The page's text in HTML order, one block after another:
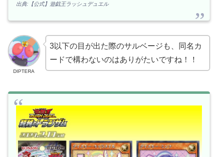
出典:【公式】遊戯王ラッシュデュエル
DIPTERA
3以下の目が出た際のサルベージも、同名カ
ードで構わないのはありがたいですね！！